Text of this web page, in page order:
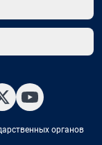
органов